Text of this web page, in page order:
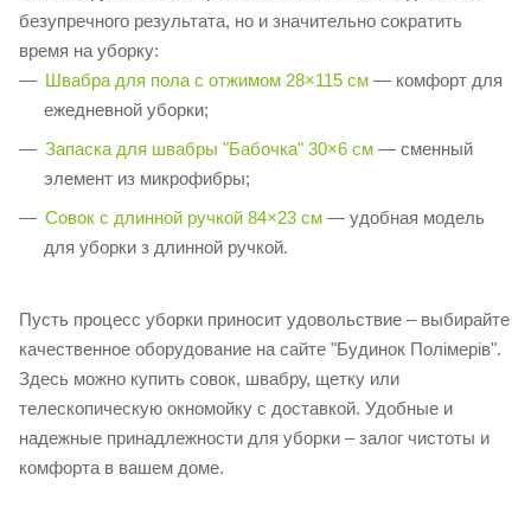
безупречного результата, но и значительно сократить
время на уборку:
Швабра для пола с отжимом 28×115 см — комфорт для
ежедневной уборки;
Запаска для швабры "Бабочка" 30×6 см — сменный
элемент из микрофибры;
Совок с длинной ручкой 84×23 см — удобная модель
для уборки з длинной ручкой.
Пусть процесс уборки приносит удовольствие – выбирайте
качественное оборудование на сайте "Будинок Полімерів".
Здесь можно купить совок, швабру, щетку или
телескопическую окномойку с доставкой. Удобные и
надежные принадлежности для уборки – залог чистоты и
комфорта в вашем доме.